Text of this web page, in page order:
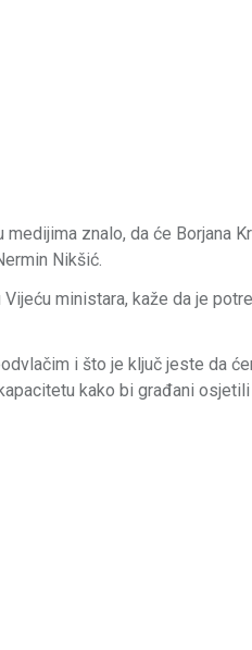
medijima znalo, da će Borjana
Nikšić.
ministara, kaže da je
i što je ključ jeste da
kako bi građani